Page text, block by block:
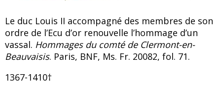
Le duc Louis II accompagné des membres de son
ordre de l’Ecu d’or renouvelle l’hommage d’un
vassal. Hommages du comté de Clermont-en-
Beauvaisis. Paris, BNF, Ms. Fr. 20082, fol. 71.
1367-1410†